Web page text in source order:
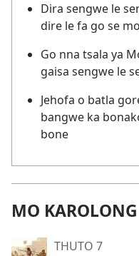
Dira sengwe le
dire le fa go se
Go nna tsala ya
gaisa sengwe le
Jehofa o batla
bangwe ka
bone
MO
THUTO 7